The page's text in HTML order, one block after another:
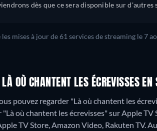
dès que ce sera disponible sur d'autres
mises à jour de 61 services de streaming le 7
LÀ OÙ CHANTENT LES ÉCREVISSES
pouvez regarder "Là où chantent les
où chantent les écrevisses" sur Apple
TV Store, Amazon Video, Rakuten TV.